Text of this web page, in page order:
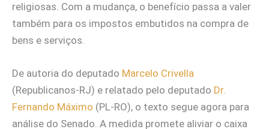
religiosas. Com a mudança, o benefício passa a valer
também para os impostos embutidos na compra de
bens e serviços.
De autoria do deputado Marcelo Crivella
(Republicanos-RJ) e relatado pelo deputado Dr.
Fernando Máximo (PL-RO), o texto segue agora para
análise do Senado. A medida promete aliviar o caixa